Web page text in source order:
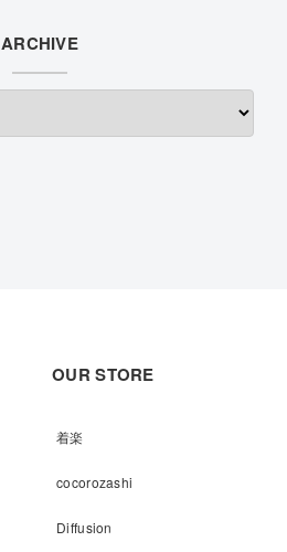
ARCHIVE
OUR STORE
着楽
cocorozashi
Diffusion